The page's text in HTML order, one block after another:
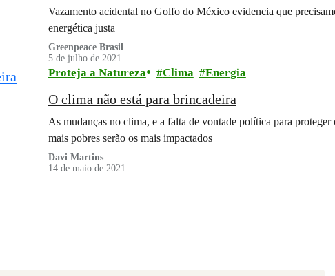
Vazamento acidental no Golfo do México evidencia que
energética justa
Greenpeace Brasil
5 de julho de 2021
Proteja a Natureza Clima Energia
O clima não está para brincadeira
As mudanças no clima, e a falta de vontade política para
mais pobres serão os mais impactados
Davi Martins
14 de maio de 2021